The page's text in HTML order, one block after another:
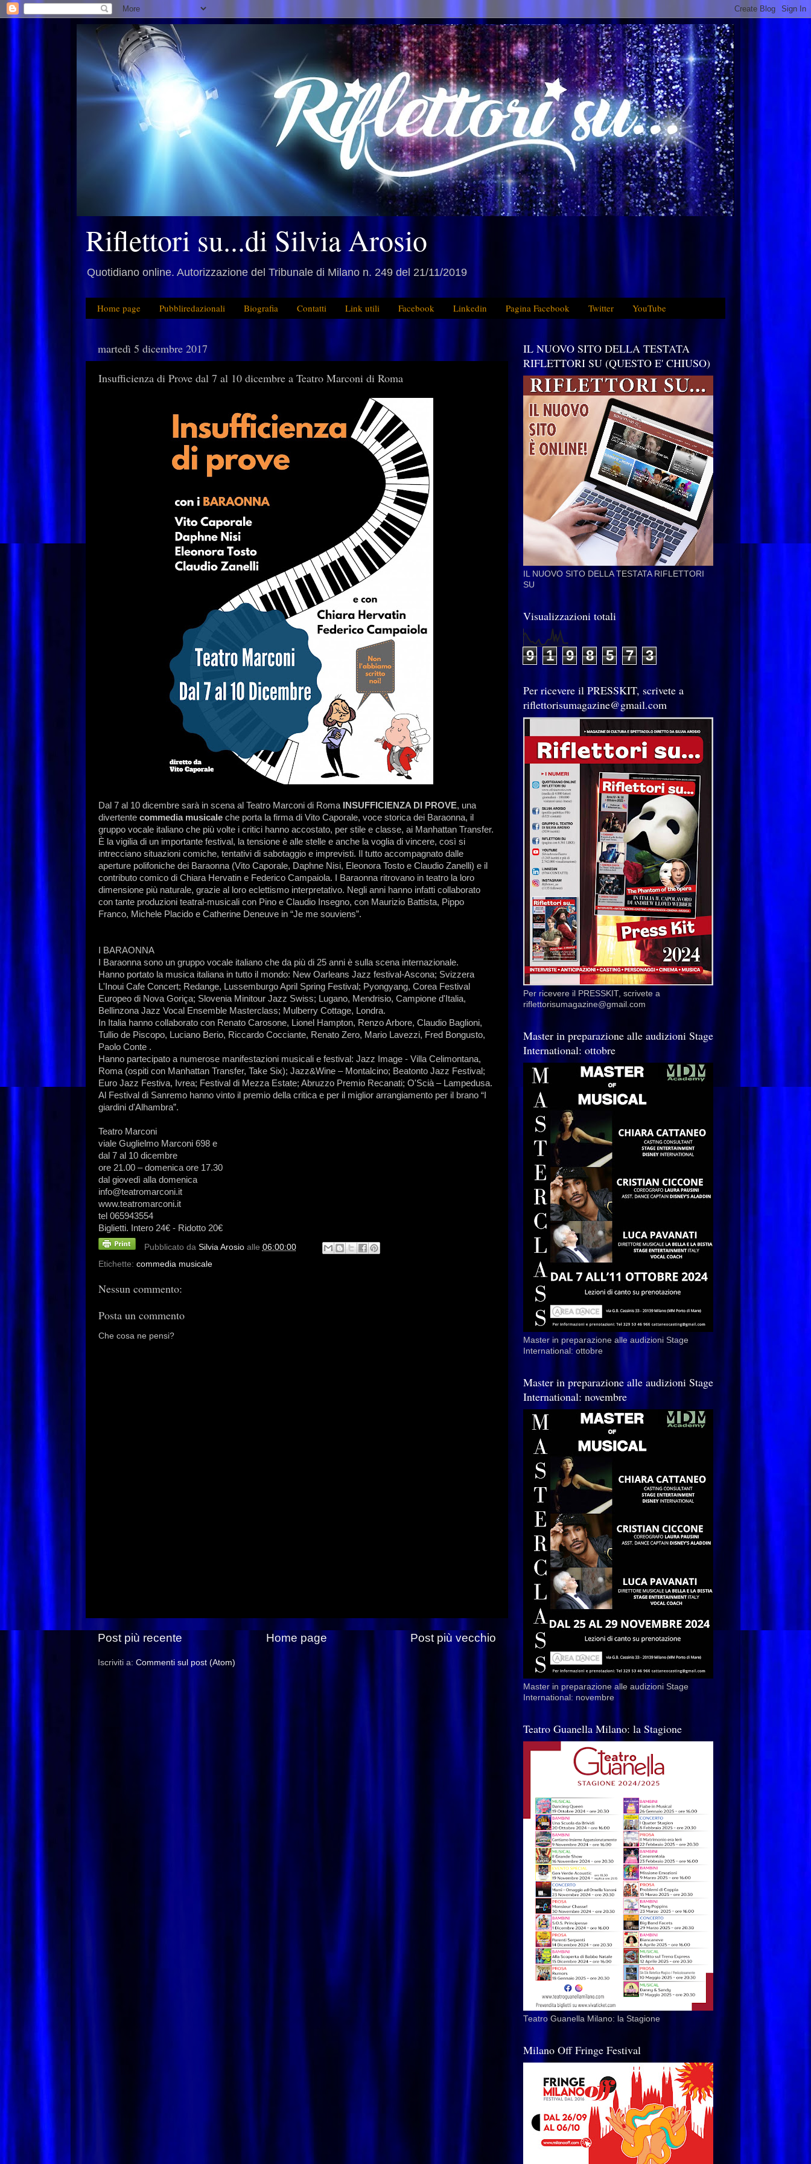
Riflettori su...di Silvia Arosio
Quotidiano online. Autorizzazione del Tribunale di Milano n. 249 del 21/11/2019
Home page Pubbliredazionali Biografia Contatti Link utili Facebook Linkedin Pagina Facebook Twitter YouTube
martedì 5 dicembre 2017
Insufficienza di Prove dal 7 al 10 dicembre a Teatro Marconi di Roma
Dal 7 al 10 dicembre sarà in scena al Teatro Marconi di Roma INSUFFICIENZA DI PROVE, una
divertente commedia musicale che porta la firma di Vito Caporale, voce storica dei Baraonna, il
gruppo vocale italiano che più volte i critici hanno accostato, per stile e classe, ai Manhattan Transfer.
È la vigilia di un importante festival, la tensione è alle stelle e anche la voglia di vincere, così si
intrecciano situazioni comiche, tentativi di sabotaggio e imprevisti. Il tutto accompagnato dalle
aperture polifoniche dei Baraonna (Vito Caporale, Daphne Nisi, Eleonora Tosto e Claudio Zanelli) e il
contributo comico di Chiara Hervatin e Federico Campaiola. I Baraonna ritrovano in teatro la loro
dimensione più naturale, grazie al loro eclettismo interpretativo. Negli anni hanno infatti collaborato
con tante produzioni teatral-musicali con Pino e Claudio Insegno, con Maurizio Battista, Pippo
Franco, Michele Placido e Catherine Deneuve in “Je me souviens”.
I BARAONNA
I Baraonna sono un gruppo vocale italiano che da più di 25 anni è sulla scena internazionale.
Hanno portato la musica italiana in tutto il mondo: New Oarleans Jazz festival-Ascona; Svizzera
L'Inoui Cafe Concert; Redange, Lussemburgo April Spring Festival; Pyongyang, Corea Festival
Europeo di Nova Goriça; Slovenia Minitour Jazz Swiss; Lugano, Mendrisio, Campione d'Italia,
Bellinzona Jazz Vocal Ensemble Masterclass; Mulberry Cottage, Londra.
In Italia hanno collaborato con Renato Carosone, Lionel Hampton, Renzo Arbore, Claudio Baglioni,
Tullio de Piscopo, Luciano Berio, Riccardo Cocciante, Renato Zero, Mario Lavezzi, Fred Bongusto,
Paolo Conte .
Hanno partecipato a numerose manifestazioni musicali e festival: Jazz Image - Villa Celimontana,
Roma (ospiti con Manhattan Transfer, Take Six); Jazz&Wine – Montalcino; Beatonto Jazz Festival;
Euro Jazz Festiva, Ivrea; Festival di Mezza Estate; Abruzzo Premio Recanati; O'Scià – Lampedusa.
Al Festival di Sanremo hanno vinto il premio della critica e per il miglior arrangiamento per il brano “I
giardini d'Alhambra”.
Teatro Marconi
viale Guglielmo Marconi 698 e
dal 7 al 10 dicembre
ore 21.00 – domenica ore 17.30
dal giovedì alla domenica
info@teatromarconi.it
www.teatromarconi.it
tel 065943554
Biglietti. Intero 24€ - Ridotto 20€
Pubblicato da Silvia Arosio alle 06:00:00
Etichette: commedia musicale
Nessun commento:
Posta un commento
Che cosa ne pensi?
Post più recente Post più vecchio
Home page
Iscriviti a: Commenti sul post (Atom)
IL NUOVO SITO DELLA TESTATA
RIFLETTORI SU (QUESTO E' CHIUSO)
IL NUOVO SITO DELLA TESTATA RIFLETTORI
SU
Visualizzazioni totali
9 1 9 8 5 7 3
Per ricevere il PRESSKIT, scrivete a
riflettorisumagazine@gmail.com
Per ricevere il PRESSKIT, scrivete a
riflettorisumagazine@gmail.com
Master in preparazione alle audizioni Stage
International: ottobre
Master in preparazione alle audizioni Stage
International: ottobre
Master in preparazione alle audizioni Stage
International: novembre
Master in preparazione alle audizioni Stage
International: novembre
Teatro Guanella Milano: la Stagione
Teatro Guanella Milano: la Stagione
Milano Off Fringe Festival